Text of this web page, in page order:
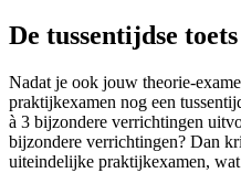
De tussentijdse
Nadat je ook jouw theorie-
praktijkexamen nog een
à 3 bijzondere verrichtingen
bijzondere verrichtingen? Dan
uiteindelijke praktijkexamen,